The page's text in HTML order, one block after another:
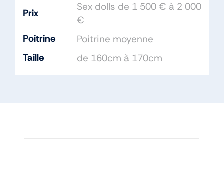
Prix
Sex dolls de 1 500 € à 2 000
€
Poitrine
Poitrine moyenne
Taille
de 160cm à 170cm